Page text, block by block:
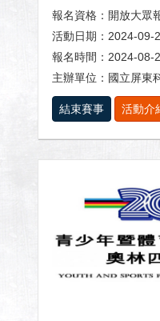
報名資格：開放大眾
活動日期：2024-09-
報名時間：2024-08-
主辦單位：國立屏東科技大學人
結束賽事 活動介